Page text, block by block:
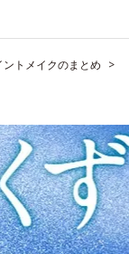
ントメイクのまとめ